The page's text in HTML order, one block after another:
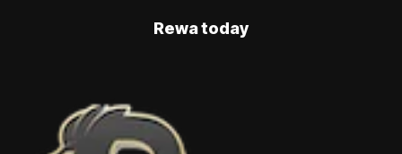
Rewa today